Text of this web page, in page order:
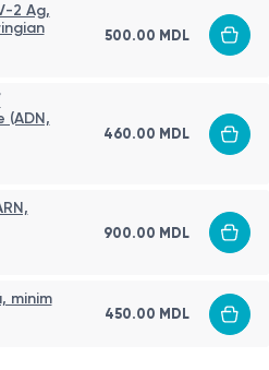
2 Ag,
500.00 MDL
(ADN,
460.00 MDL
900.00 MDL
minim
450.00 MDL